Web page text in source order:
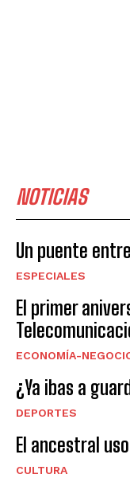
NOTICIAS
Un puente
ESPECIALES
El primer
ECONOMÍA-
¿Ya ibas a
DEPORTES
El ancestral
CULTURA